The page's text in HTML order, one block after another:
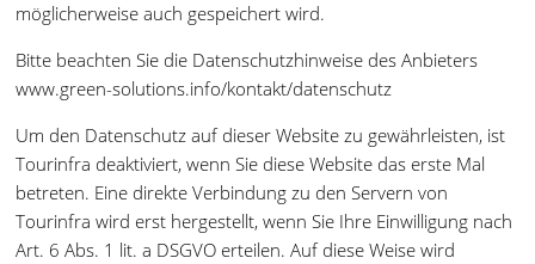
möglicherweise auch gespeichert wird.
Bitte beachten Sie die Datenschutzhinweise des Anbieters
www.green-solutions.info/kontakt/datenschutz
Um den Datenschutz auf dieser Website zu gewährleisten, ist
Tourinfra deaktiviert, wenn Sie diese Website das erste Mal
betreten. Eine direkte Verbindung zu den Servern von
Tourinfra wird erst hergestellt, wenn Sie Ihre Einwilligung nach
Art. 6 Abs. 1 lit. a DSGVO erteilen. Auf diese Weise wird